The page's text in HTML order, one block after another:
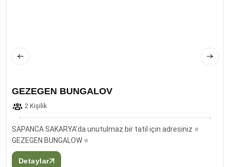
GEZEGEN BUNGALOV
2 Kişilik
SAPANCA SAKARYA’da unutulmaz bir tatil için adresiniz ⭐️
GEZEGEN BUNGALOW ⭐️
Detaylar